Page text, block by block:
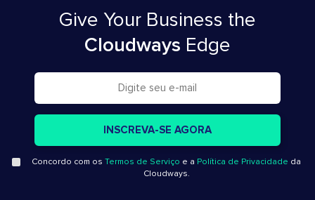
Give Your Business the
Cloudways Edge
Concordo com os Termos de Serviço e a Política de Privacidade da
Cloudways.